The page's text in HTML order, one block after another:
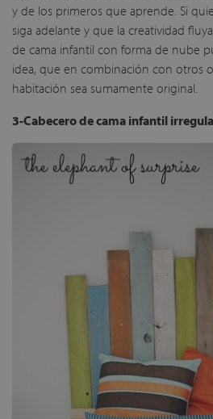
y de los primeros que aprende. Si
siga adelante y que la creatividad
de cama infantil con forma de nube
idea, que en combinación con otros
habitación sea sumamente original.
3-Cabecero de cama infantil